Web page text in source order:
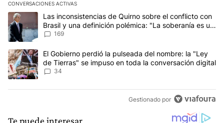
CONVERSACIONES ACTIVAS
Este listado muestra los artículos con más comentarios en los
Un artículo de tendencia con el título "Las inconsistencias de
Las inconsistencias de Quirno sobre el conflicto con
Brasil y una definición polémica: "La soberanía es un
concepto antiguo"
169
Un artículo de tendencia con el título "El Gobierno perdió la
El Gobierno perdió la pulseada del nombre: la "Ley
de Tierras" se impuso en toda la conversación digital
34
Gestionado por